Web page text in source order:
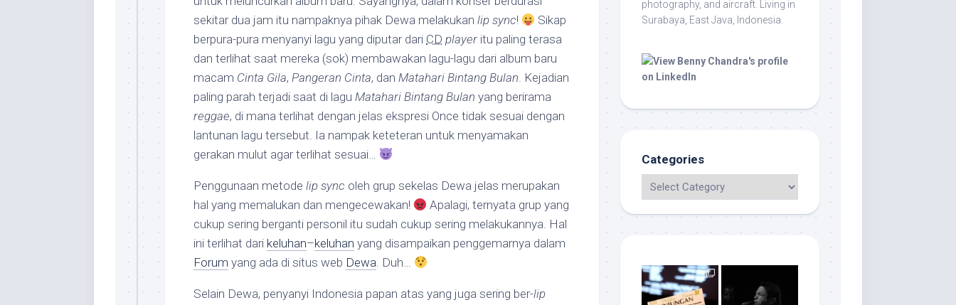
sekitar dua jam itu nampaknya pihak Dewa melakukan lip sync!
Sikap
berpura-pura menyanyi lagu yang diputar dari CD player itu paling terasa
dan terlihat saat mereka (sok) membawakan lagu-lagu dari album baru
macam Cinta Gila, Pangeran Cinta, dan Matahari Bintang Bulan. Kejadian
paling parah terjadi saat di lagu Matahari Bintang Bulan yang berirama
reggae, di mana terlihat dengan jelas ekspresi Once tidak sesuai dengan
lantunan lagu tersebut. Ia nampak keteteran untuk menyamakan
gerakan mulut agar terlihat sesuai…
Penggunaan metode lip sync oleh grup sekelas Dewa jelas merupakan
hal yang memalukan dan mengecewakan!
Apalagi, ternyata grup yang
cukup sering berganti personil itu sudah cukup sering melakukannya. Hal
ini terlihat dari keluhan–keluhan yang disampaikan penggemarnya dalam
Forum yang ada di situs web Dewa. Duh…
Selain Dewa, penyanyi Indonesia papan atas yang juga sering ber-lip
photography, and aircraft. Living in
Surabaya, East Java, Indonesia.
Categories